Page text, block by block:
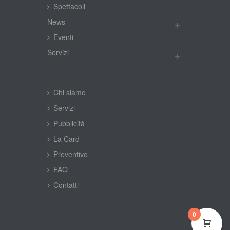
Spettacoli
New
Eventi
Servizi
Chi siamo
Servizi
Pubblicità
La Card
Preventivo
FAQ
Contatti
0